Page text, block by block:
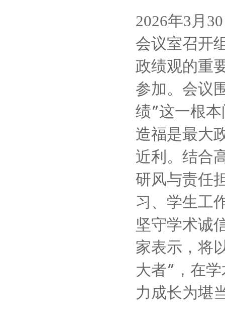
2026年3月 30
会议室召开
政绩观的重
参加。会议
绩”这一根
造福是最大
近利。结合
研风与责任
习、学生工
坚守学术诚
家表示，将
大者” ，在
力成长为堪